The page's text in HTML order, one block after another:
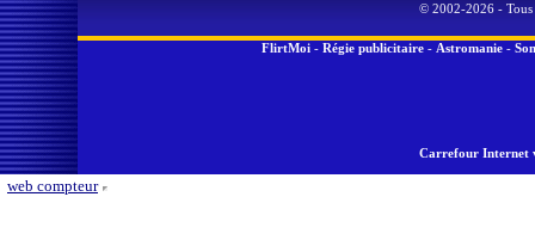
© 2002-2026 - Tous
FlirtMoi - Régie publicitaire - Astromanie -
Carrefour Internet
web compteur